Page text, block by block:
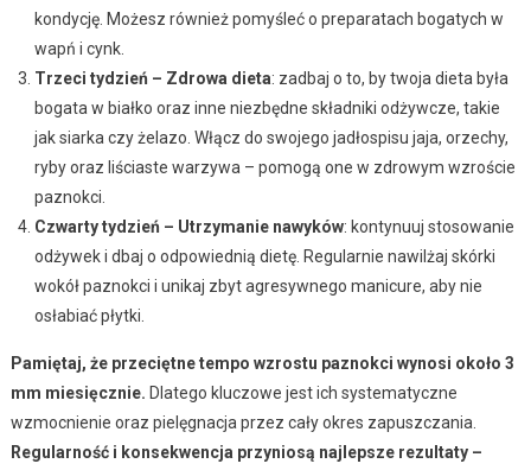
kondycję. Możesz również pomyśleć o preparatach bogatych w
wapń i cynk.
Trzeci tydzień – Zdrowa dieta: zadbaj o to, by twoja dieta była
bogata w białko oraz inne niezbędne składniki odżywcze, takie
jak siarka czy żelazo. Włącz do swojego jadłospisu jaja, orzechy,
ryby oraz liściaste warzywa – pomogą one w zdrowym wzroście
paznokci.
Czwarty tydzień – Utrzymanie nawyków: kontynuuj stosowanie
odżywek i dbaj o odpowiednią dietę. Regularnie nawilżaj skórki
wokół paznokci i unikaj zbyt agresywnego manicure, aby nie
osłabiać płytki.
Pamiętaj, że przeciętne tempo wzrostu paznokci wynosi około 3
mm miesięcznie. Dlatego kluczowe jest ich systematyczne
wzmocnienie oraz pielęgnacja przez cały okres zapuszczania.
Regularność i konsekwencja przyniosą najlepsze rezultaty –